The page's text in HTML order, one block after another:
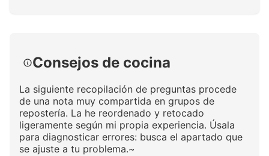
Consejos de cocina
La siguiente recopilación de preguntas procede
de una nota muy compartida en grupos de
repostería. La he reordenado y retocado
ligeramente según mi propia experiencia. Úsala
para diagnosticar errores: busca el apartado que
se ajuste a tu problema.~